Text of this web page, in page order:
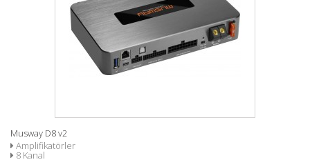
Musway D8 v2
Amplifikatörler
8 Kanal